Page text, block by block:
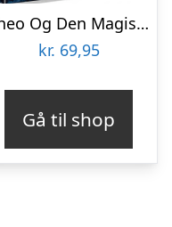
Theo Og Den Magiske Talisman – Dr Julekalender 2018 – DVD – Tv-serie
kr. 69,95
Gå til shop